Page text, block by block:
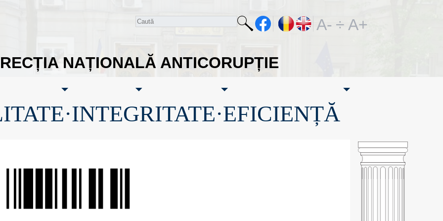
NAȚIONALĂ ANTICORUPȚIE
A- ÷ A+